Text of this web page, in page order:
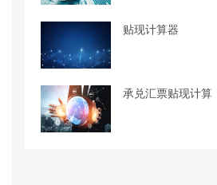
贴现计算器
承兑汇票贴现计算